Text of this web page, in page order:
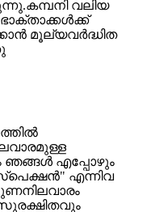
വലിയ
മൂല്യവർദ്ധിത
ഞങ്ങൾ എപ്പോഴും
എന്നിവ
സുരക്ഷിതവും